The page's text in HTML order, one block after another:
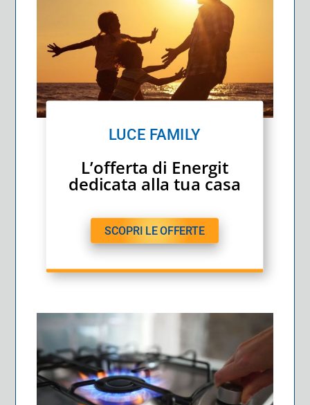
LUCE FAMILY
L’offerta di Energit
dedicata alla tua casa
SCOPRI LE OFFERTE